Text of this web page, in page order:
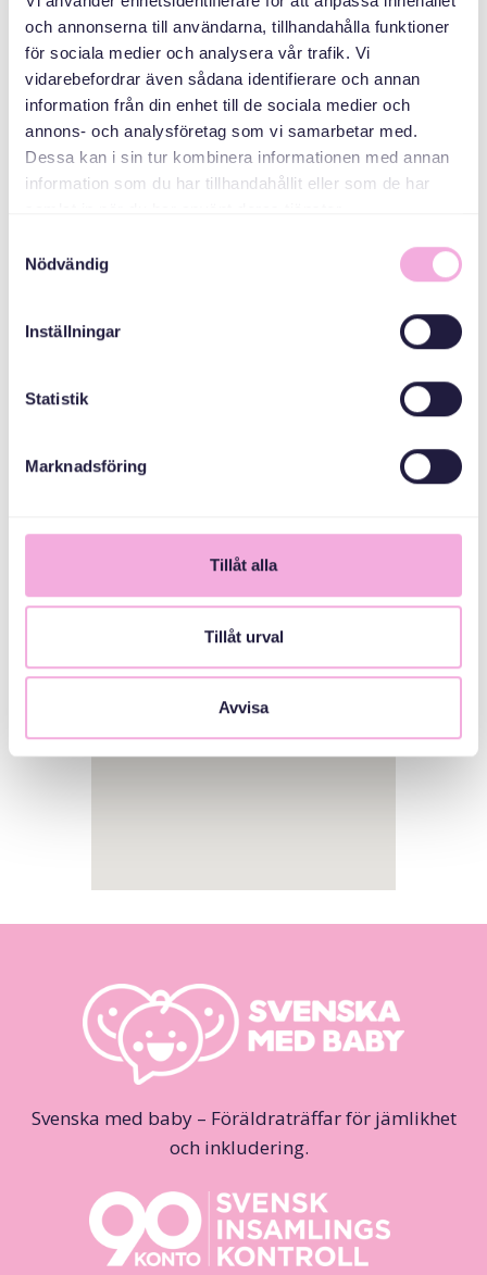
och annonserna till användarna, tillhandahålla funktioner
för sociala medier och analysera vår trafik. Vi
vidarebefordrar även sådana identifierare och annan
information från din enhet till de sociala medier och
annons- och analysföretag som vi samarbetar med.
Dessa kan i sin tur kombinera informationen med annan
information som du har tillhandahållit eller som de har
Nödvändig
Inställningar
Statistik
Marknadsföring
Tillåt alla
Tillåt urval
Avvisa
E-post
bokningen@svenskamedbaby.se
MEDARRANGÖRER
1
Svenska med baby – Föräldraträffar för jämlikhet
och inkludering.